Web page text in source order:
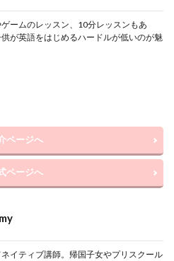
ームのレッスン、10分レッスンもあ
供が英語をはじめるハードルが低いのが魅
ページへ
ページへ
イティブ講師。帰国子女やプリスクール